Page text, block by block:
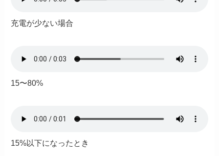
充電が少ない場合
15〜80%
15%以下になったとき